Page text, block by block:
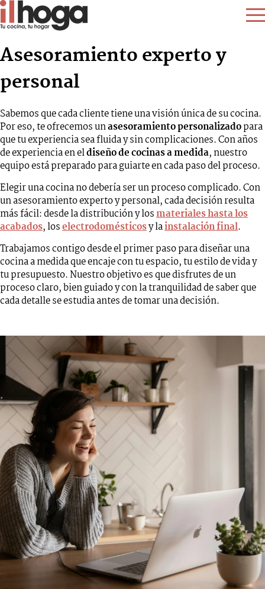
Asesoramiento experto y
personal
Sabemos que cada cliente tiene una visión única de su cocina.
Por eso, te ofrecemos unasesoramiento personalizadopara
que tu experiencia sea fluida y sin complicaciones. Con años
de experiencia en eldiseño de cocinas a medida, nuestro
equipo está preparado para guiarte en cada paso del proceso.
Elegir una cocina no debería ser un proceso complicado. Con
un asesoramiento experto y personal, cada decisión resulta
más fácil: desde la distribución y losmateriales hasta los
acabados, loselectrodomésticosy lainstalación final.
Trabajamos contigo desde el primer paso para diseñar una
cocina a medida que encaje con tu espacio, tu estilo de vida y
tu presupuesto. Nuestro objetivo es que disfrutes de un
proceso claro, bien guiado y con la tranquilidad de saber que
cada detalle se estudia antes de tomar una decisión.